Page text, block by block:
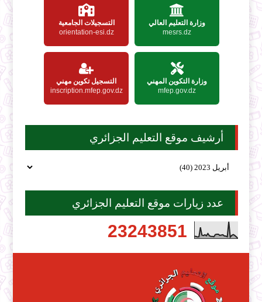
وزارة التعليم العالي
mesrs.dz
التسجيلات الجامعية
orientation-esi.dz
وزارة التكوين المهني
mfep.gov.dz
التسجيل تكوين مهني
inscription.mfep.gov.dz
أرشيف موقع التعليم الجزائري
عدد زيارات موقع التعليم الجزائري
23243851